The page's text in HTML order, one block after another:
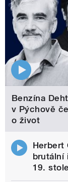
Benzína
v Pýchově
o život
Herbert
brutální
19.